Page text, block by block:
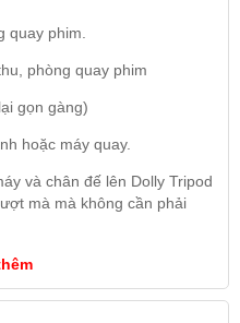
quay phim.
phòng quay phim
gọn gàng)
hoặc máy quay.
và chân đế lên Dolly Tripod
mà mà không cần phải